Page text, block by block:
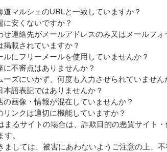
道マルシェのURLと一致していますか？
に安くないですか？
せ連絡先がメールアドレスのみ又はメールフ
掲載されていますか？
ルにフリーメールを使用していませんか？
に不審点はありませんか？
ーズにいかず、何度も入力させられていません
本語表記ではありませんか？
の画像・情報が混在していませんか？
リンクは適切に機能していますか？
まるサイトの場合は、詐欺目的の悪質サイト
。
ましては、被害にあわないようご注意の上、